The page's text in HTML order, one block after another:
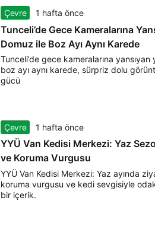
Çevre 1 hafta önce
Tunceli’de Gece Kameralarına
Domuz ile Boz Ayı Aynı Karede
Tunceli’de gece kameralarına
boz ayı aynı karede, sürpriz dolu
gücü
Çevre 1 hafta önce
YYÜ Van Kedisi Merkezi: Yaz
ve Koruma Vurgusu
YYÜ Van Kedisi Merkezi: Yaz ayında
koruma vurgusu ve kedi sevgisiyle
bir içerik.